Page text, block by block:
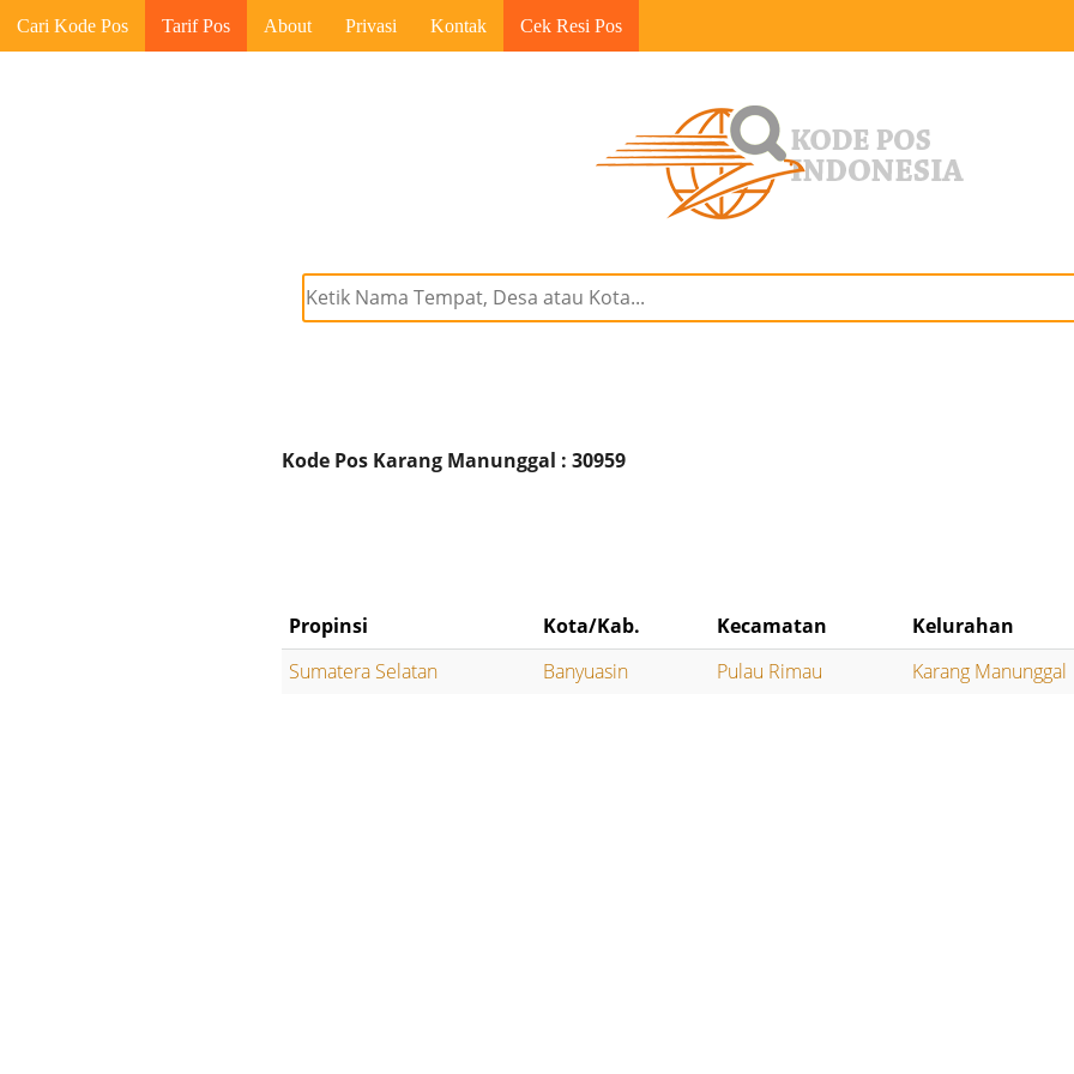
Cari Kode Pos Tarif Pos About Privasi Kontak Cek Resi Pos
Kode Pos Karang Manunggal : 30959
Propinsi Kota/Kab. Kecamatan
Kelurahan
Sumatera Selatan
Banyuasin Pulau Rimau Karang Manunggal